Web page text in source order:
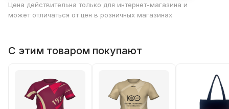
Цена действительна только для интернет-магазина и
может отличаться от цен в розничных магазинах
С этим товаром покупают